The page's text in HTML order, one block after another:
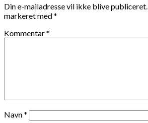
Din e-mailadresse vil ikke blive publiceret.
markeret med*
Kommentar*
Navn*